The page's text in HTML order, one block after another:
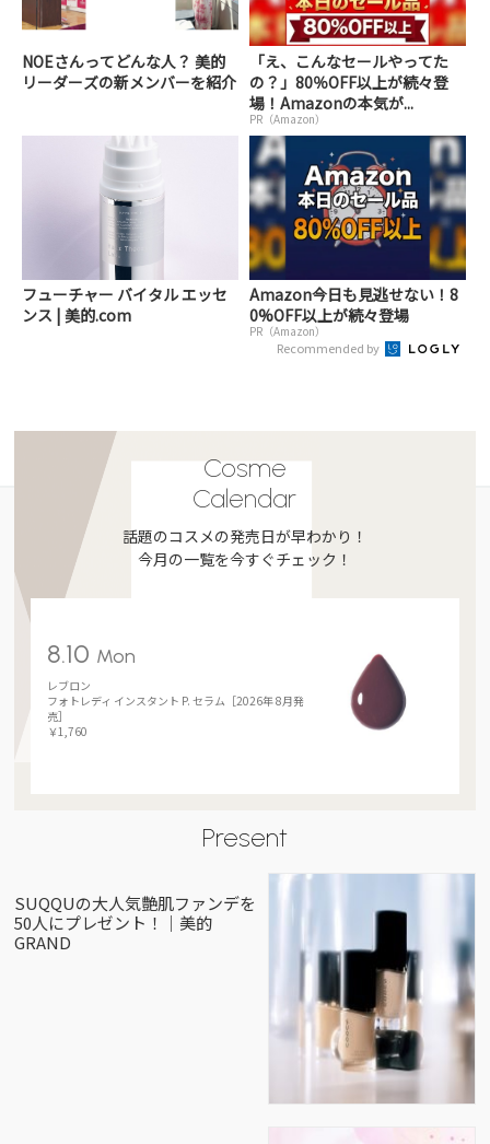
NOEさんってどんな人？ 美的
リーダーズの新メンバーを紹介
「え、こんなセールやってた
の？」80％OFF以上が続々登
場！Amazonの本気が...
PR（Amazon）
フューチャー バイタル エッセ
ンス | 美的.com
Amazon今日も見逃せない！8
0%OFF以上が続々登場
PR（Amazon）
Recommended by
Cosme
Calendar
話題のコスメの発売日が早わかり！
今月の一覧を今すぐチェック！
8.10 Mon
レブロン
フォトレディ インスタント P. セラム［2026年 8月発
売］
￥1,760
Present
SUQQUの大人気艶肌ファンデを
50人にプレゼント！｜美的
GRAND